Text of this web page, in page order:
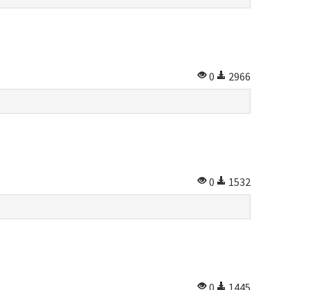
0
2966
0
1532
0
1445